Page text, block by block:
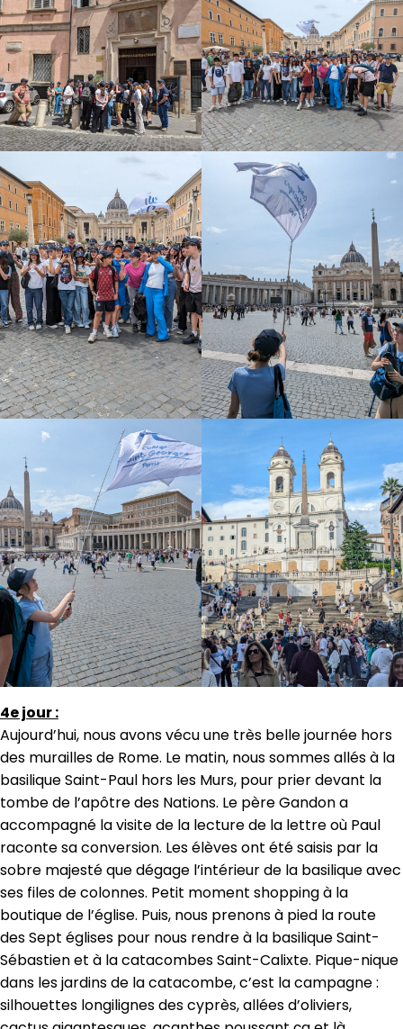
4e jour :
Aujourd’hui, nous avons vécu une très belle journée hors
des murailles de Rome. Le matin, nous sommes allés à la
basilique Saint-Paul hors les Murs, pour prier devant la
tombe de l’apôtre des Nations. Le père Gandon a
accompagné la visite de la lecture de la lettre où Paul
raconte sa conversion. Les élèves ont été saisis par la
sobre majesté que dégage l’intérieur de la basilique avec
ses files de colonnes. Petit moment shopping à la
boutique de l’église. Puis, nous prenons à pied la route
des Sept églises pour nous rendre à la basilique Saint-
Sébastien et à la catacombes Saint-Calixte. Pique-nique
dans les jardins de la catacombe, c’est la campagne :
silhouettes longilignes des cyprès, allées d’oliviers,